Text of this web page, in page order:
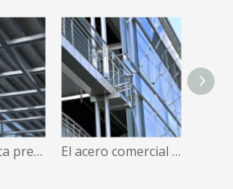
Nueva fábrica prefabricada, alquiler, estructura de acero, taller, almacén, edificio El acero comercial galvanizado del edificio de la estructura de acero arroja la planta siderúrgica de la prefabricación